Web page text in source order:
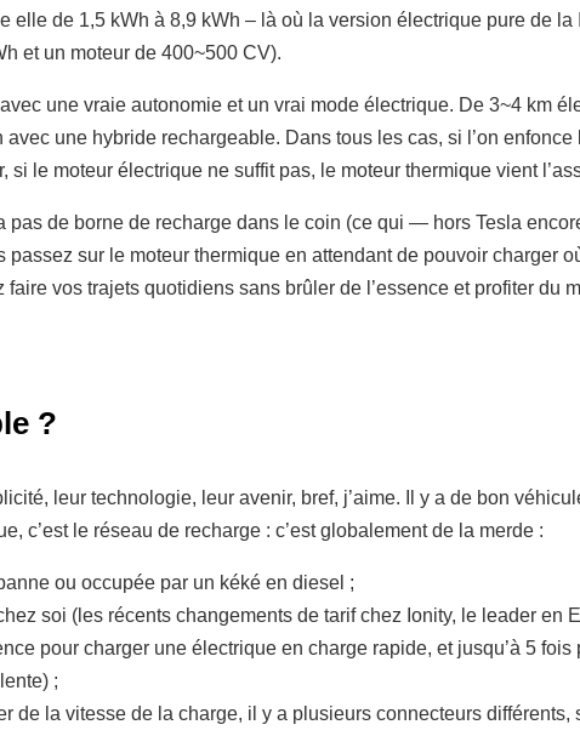
elle de 1,5 kWh à 8,9 kWh – là où la version électrique pure de
et un moteur de 400~500 CV).
une vraie autonomie et un vrai mode électrique. De 3~4 km
une hybride rechargeable. Dans tous les cas, si l’on enfonce
le moteur électrique ne suffit pas, le moteur thermique vient
pas de borne de recharge dans le coin (ce qui — hors Tesla
sur le moteur thermique en attendant de pouvoir charger
faire vos trajets quotidiens sans brûler de l’essence et profiter du
?
leur technologie, leur avenir, bref, j’aime. Il y a de bon
c’est le réseau de recharge : c’est globalement de la merde :
ou occupée par un kéké en diesel ;
soi (les récents changements de tarif chez Ionity, le leader en
pour charger une électrique en charge rapide, et jusqu’à 5 fois
;
de la vitesse de la charge, il y a plusieurs connecteurs différents,